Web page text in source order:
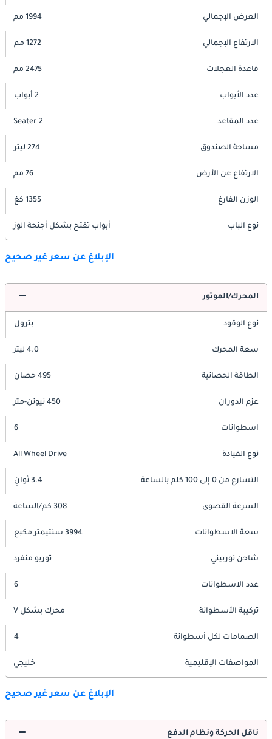
العرض الإجمالي 1994 مم
الارتفاع الإجمالي 1272 مم
قاعدة العجلات 2475 مم
عدد الأبواب 2 أبواب
عدد المقاعد 2 Seater
مساحة الصندوق 274 ليتر
الارتفاع عن الأرض 76 مم
الوزن الفارغ 1355 كغ
نوع الباب أبواب تفتح بشكل أجنحة الوز
الإبلاغ عن سعر غير صحيح
المحرك/الموتور
نوع الوقود بترول
سعة المحرك 4.0 ليتر
الطاقة الحصانية 495 حصان
عزم الدوران 450 نيوتن-متر
اسطوانات 6
نوع القيادة All Wheel Drive
التسارع من 0 إلى 100 كلم بالساعة 3.4 ثوانٍ
السرعة القصوى 308 كم/الساعة
سعة الاسطوانات 3994 سنتيمتر مكبع
شاحن توربيني توربو منفرد
عدد الاسطوانات 6
تركيبة الأسطوانة محرك بشكل V
الصمامات لكل أسطوانة 4
المواصفات الإقليمية خليجي
الإبلاغ عن سعر غير صحيح
ناقل الحركة ونظام الدفع